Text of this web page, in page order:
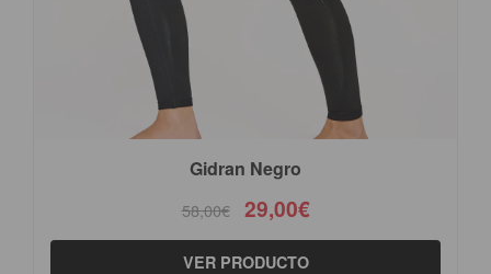
Gidran Negro
58,00€ 29,00€
VER PRODUCTO